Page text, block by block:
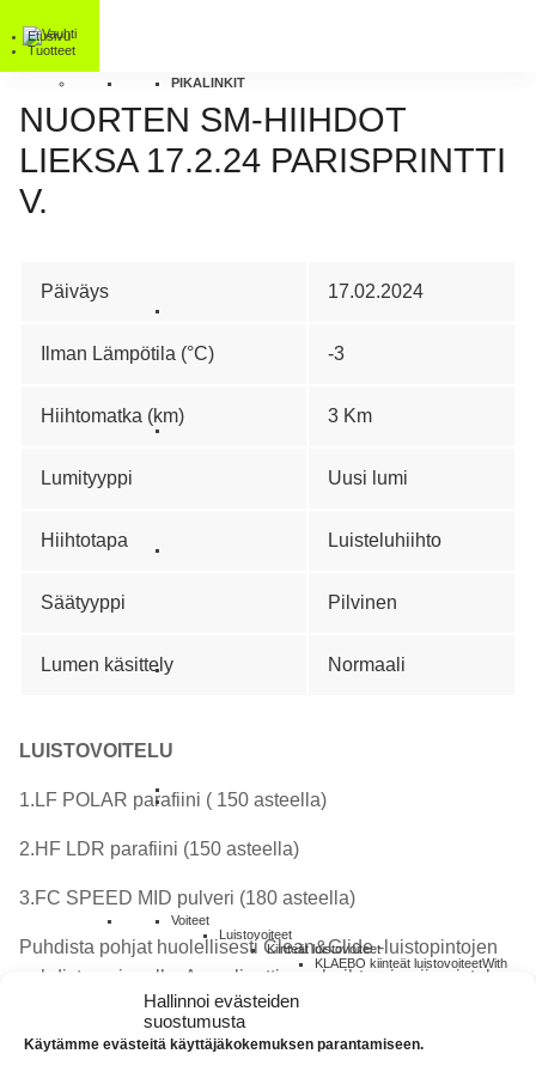
Hallinnoi evästeiden
suostumusta
Käytämme evästeitä käyttäjäkokemuksen parantamiseen.
Etusivu
Tuotteet
PIKALINKIT
Voiteet
Luistovoiteet
Kiinteät luistovoiteet
KLAEBO kiinteät luistovoiteetWith
Speed Glide waxes and their high-
professional racers, these waxes not
NUORTEN SM-HIIHDOT
LIEKSA 17.2.24 PARISPRINTTI
V.
Päiväys 17.02.2024
Ilman Lämpötila (°C) -3
Hiihtomatka (km) 3 Km
Lumityyppi Uusi lumi
Hiihtotapa Luisteluhiihto
Säätyyppi Pilvinen
Lumen käsittely Normaali
LUISTOVOITELU
1.LF POLAR parafiini ( 150 asteella)
2.HF LDR parafiini (150 asteella)
3.FC SPEED MID pulveri (180 asteella)
Puhdista pohjat huolellisesti Clean&Glide -luistopintojen
puhdistus-aineella. Anna liuottimen haihtua ja viimeistele
puhdistus nylonharjalla. Sulata LF POLAR parafiini(150
asteella), anna jäähtyä täydellisesti, harjaa huolella ensin